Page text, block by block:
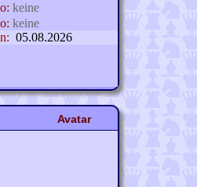
keine
keine
05.08.2026
Avatar